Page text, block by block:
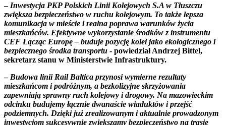
– Inwestycja PKP Polskich Linii Kolejowych S.A w Tłuszczu
zwiększa bezpieczeństwo w ruchu kolejowym. To także lepsza
komunikacja w mieście i realna poprawa warunków życia
mieszkańców. Efektywne wykorzystanie środków z instrumentu
CEF Łącząc Europę – buduje pozycję kolei jako ekologicznego i
bezpiecznego środka transportu - powiedział Andrzej Bittel,
sekretarz stanu w Ministerstwie Infrastruktury.
– Budowa linii Rail Baltica przynosi wymierne rezultaty
mieszkańcom i podróżnym, a bezkolizyjne skrzyżowania
zapewniają sprawny ruch kolejowy i drogowy. Na mazowieckim
odcinku budujemy łącznie dwanaście wiaduktów i przejść
podziemnych. Dzięki już zrealizowanym i aktualnie prowadzonym
inwestycjom sukcesywnie zwiększamy bezpieczeństwo na trasie